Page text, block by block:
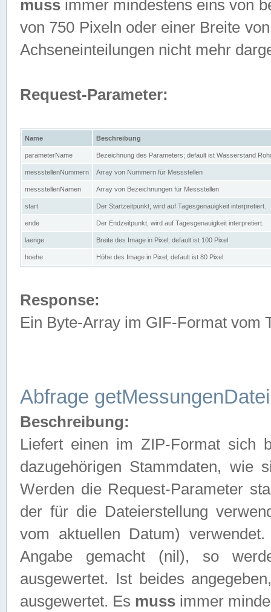
muss immer mindestens eins von
von 750 Pixeln oder einer Breite
Achseneinteilungen nicht mehr
Request-Parameter:
Name Beschreibung
parameterName Bezeichnung des Parameters; default ist Wasserstand
messstellenNummern Array von Nummern für Messstellen
messstellenNamen Array von Bezeichnungen für Messstellen
start Der Startzeitpunkt, wird auf Tagesgenauigkeit interpretiert.
ende Der Endzeitpunkt, wird auf Tagesgenauigkeit interpretiert.
laenge Breite des Image in Pixel; default ist 100 Pixel
hoehe Höhe des Image in Pixel; default ist 80 Pixel
Response:
Ein Byte-Array im GIF-Format vom
Abfrage getMessungenDatei
Beschreibung:
Liefert einen im ZIP-Format sich
dazugehörigen Stammdaten, wie
Werden die Request-Parameter
der für die Dateierstellung
vom aktuellen Datum)
Angabe gemacht (nil), so
ausgewertet. Ist beides
ausgewertet. Es muss immer